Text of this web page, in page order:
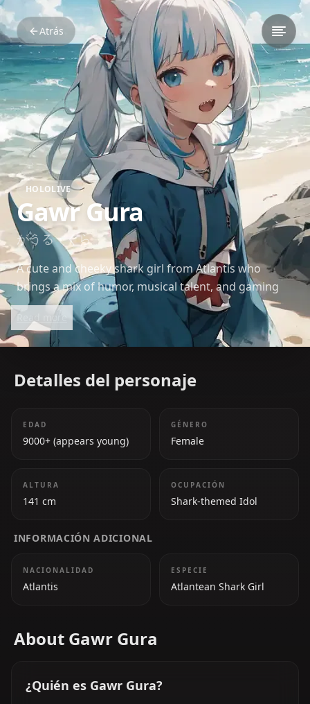
Atrás
HOLOLIVE
Gawr Gura
がうる・ぐら
A cute and cheeky shark girl from Atlantis who
brings a mix of humor, musical talent, and gaming
skills to her streams. Gura’s popularity skyrocketed
due to her charming personality, adorable antics,
and her iconic 'a' catchphrase. She has a deep love
affectionately calls 'chumbuds.'
Read more
Detalles del personaje
EDAD
9000+ (appears young)
GÉNERO
Female
ALTURA
141 cm
OCUPACIÓN
Shark-themed Idol
INFORMACIÓN ADICIONAL
NACIONALIDAD
Atlantis
ESPECIE
Atlantean Shark Girl
About Gawr Gura
¿Quién es Gawr Gura?